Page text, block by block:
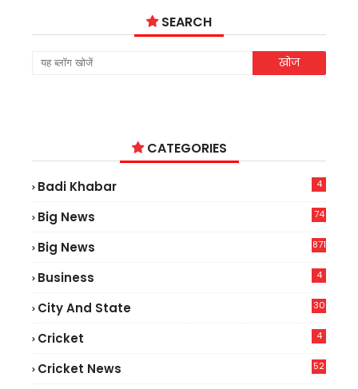
SEARCH
CATEGORIES
Badi Khabar 4
Big News
74
Big News 871
Business 4
City And State 30
Cricket 4
Cricket News
52